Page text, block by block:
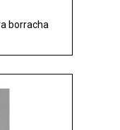
borracha